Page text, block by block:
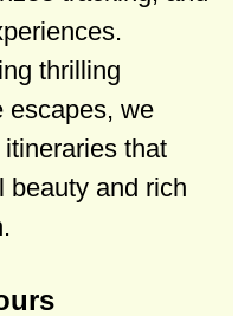
thrilling
escapes, we
that
beauty and rich